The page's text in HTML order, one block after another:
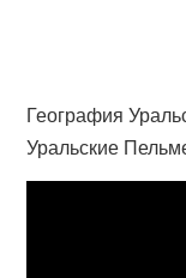
География
Уральские